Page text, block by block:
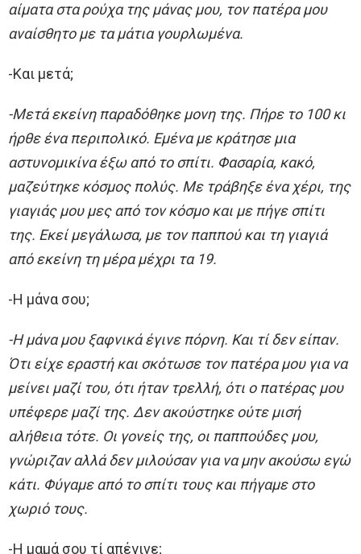
αίματα στα ρούχα της μάνας μου, τον πατέρα μου
αναίσθητο με τα μάτια γουρλωμένα.
-Και μετά;
-Μετά εκείνη παραδόθηκε μονη της. Πήρε το 100 κι
ήρθε ένα περιπολικό. Εμένα με κράτησε μια
αστυνομικίνα έξω από το σπίτι. Φασαρία, κακό,
μαζεύτηκε κόσμος πολύς. Με τράβηξε ένα χέρι, της
γιαγιάς μου μες από τον κόσμο και με πήγε σπίτι
της. Εκεί μεγάλωσα, με τον παππού και τη γιαγιά
από εκείνη τη μέρα μέχρι τα 19.
-Η μάνα σου;
-Η μάνα μου ξαφνικά έγινε πόρνη. Και τί δεν είπαν.
Ότι είχε εραστή και σκότωσε τον πατέρα μου για να
μείνει μαζί του, ότι ήταν τρελλή, ότι ο πατέρας μου
υπέφερε μαζί της. Δεν ακούστηκε ούτε μισή
αλήθεια τότε. Οι γονείς της, οι παππούδες μου,
γνώριζαν αλλά δεν μιλούσαν για να μην ακούσω εγώ
κάτι. Φύγαμε από το σπίτι τους και πήγαμε στο
χωριό τους.
-Η μαμά σου τί απέγινε;